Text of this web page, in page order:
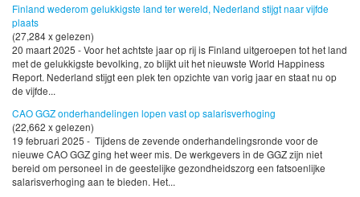
Finland wederom gelukkigste land ter wereld, Nederland stijgt naar vijfde
plaats
(27,284 x gelezen)
20 maart 2025 - Voor het achtste jaar op rij is Finland uitgeroepen tot het land
met de gelukkigste bevolking, zo blijkt uit het nieuwste World Happiness
Report. Nederland stijgt een plek ten opzichte van vorig jaar en staat nu op
de vijfde...
CAO GGZ onderhandelingen lopen vast op salarisverhoging
(22,662 x gelezen)
19 februari 2025 - Tijdens de zevende onderhandelingsronde voor de
nieuwe CAO GGZ ging het weer mis. De werkgevers in de GGZ zijn niet
bereid om personeel in de geestelijke gezondheidszorg een fatsoenlijke
salarisverhoging aan te bieden. Het...